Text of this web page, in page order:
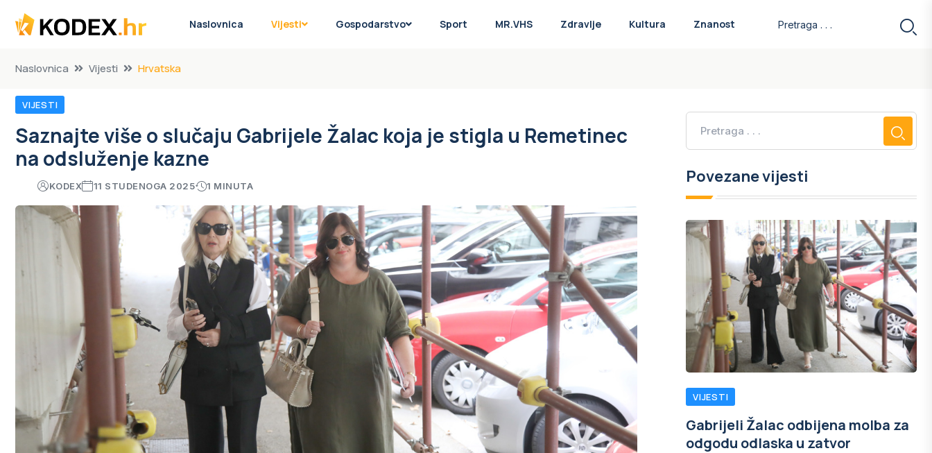
Naslovnica Vijesti Gospodarstvo Sport MR.VHS Zdravlje Kultura Znanost
Naslovnica Vijesti Hrvatska
VIJESTI
Saznajte više o slučaju Gabrijele Žalac koja je stigla u Remetinec
na odsluženje kazne
KODEX 11 STUDENOGA 2025 1 MINUTA Povezane vijesti
VIJESTI
Gabrijeli Žalac odbijena molba za
odgodu odlaska u zatvor